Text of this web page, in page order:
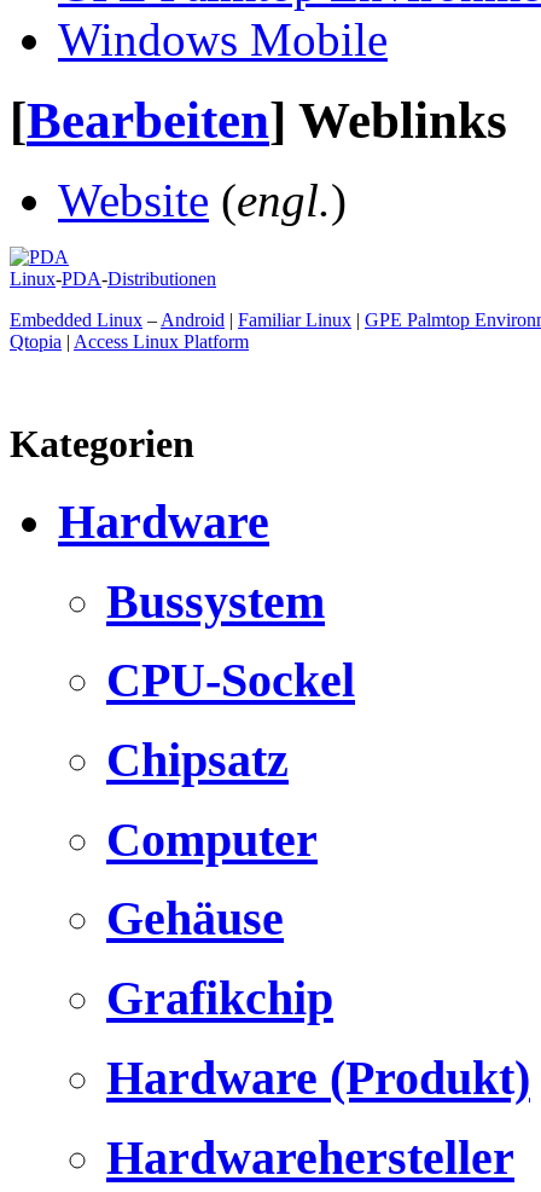
Windows Mobile
[Bearbeiten] Weblinks
Website (engl.)
Linux-PDA-Distributionen
Embedded Linux –Android Familiar Linux
GPE Palmtop
Qtopia Access Linux Platform
Kategorien
Hardware
Bussystem
CPU-Sockel
Chipsatz
Computer
Gehäuse
Grafikchip
Hardware (Produkt)
Hardwarehersteller